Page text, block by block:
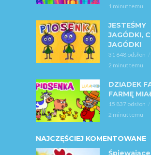
1 minut temu
JESTEŚMY
JAGÓDKI,
JAGÓDKI
31 648 odsłon
2 minut temu
DZIADEK
FARMĘ
15 837 odsłon
2 minut temu
NAJCZĘŚCIEJ KOMENTOWANE
Śpiewające